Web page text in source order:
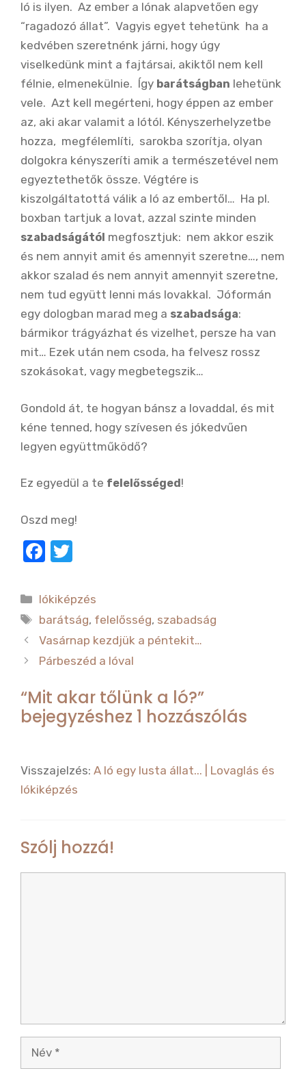
ló is ilyen. Az ember a lónak alapvetően egy
“ragadozó állat”. Vagyis egyet tehetünk ha a
kedvében szeretnénk járni, hogy úgy
viselkedünk mint a fajtársai, akiktől nem kell
félnie, elmenekülnie. Így barátságban lehetünk
vele. Azt kell megérteni, hogy éppen az ember
az, aki akar valamit a lótól. Kényszerhelyzetbe
hozza, megfélemlíti, sarokba szorítja, olyan
dolgokra kényszeríti amik a természetével nem
egyeztethetők össze. Végtére is
kiszolgáltatottá válik a ló az embertől… Ha pl.
boxban tartjuk a lovat, azzal szinte minden
szabadságától megfosztjuk: nem akkor eszik
és nem annyit amit és amennyit szeretne…, nem
akkor szalad és nem annyit amennyit szeretne,
nem tud együtt lenni más lovakkal. Jóformán
egy dologban marad meg a szabadsága:
bármikor trágyázhat és vizelhet, persze ha van
mit… Ezek után nem csoda, ha felvesz rossz
szokásokat, vagy megbetegszik…
Gondold át, te hogyan bánsz a lovaddal, és mit
kéne tenned, hogy szívesen és jókedvűen
legyen együttműködő?
Ez egyedül a te felelősséged!
Oszd meg!
F
c
e
b
o
k
it
te
r
Kategória
lókiképzés
Címkék
barátság, felelősség, szabadság
Vasárnap kezdjük a péntekit…
Párbeszéd a lóval
“Mit akar tőlünk a ló?”
bejegyzéshez 1 hozzászólás
Visszajelzés: A ló egy lusta állat... | Lovaglás és
lókiképzés
Szólj hozzá!
Név